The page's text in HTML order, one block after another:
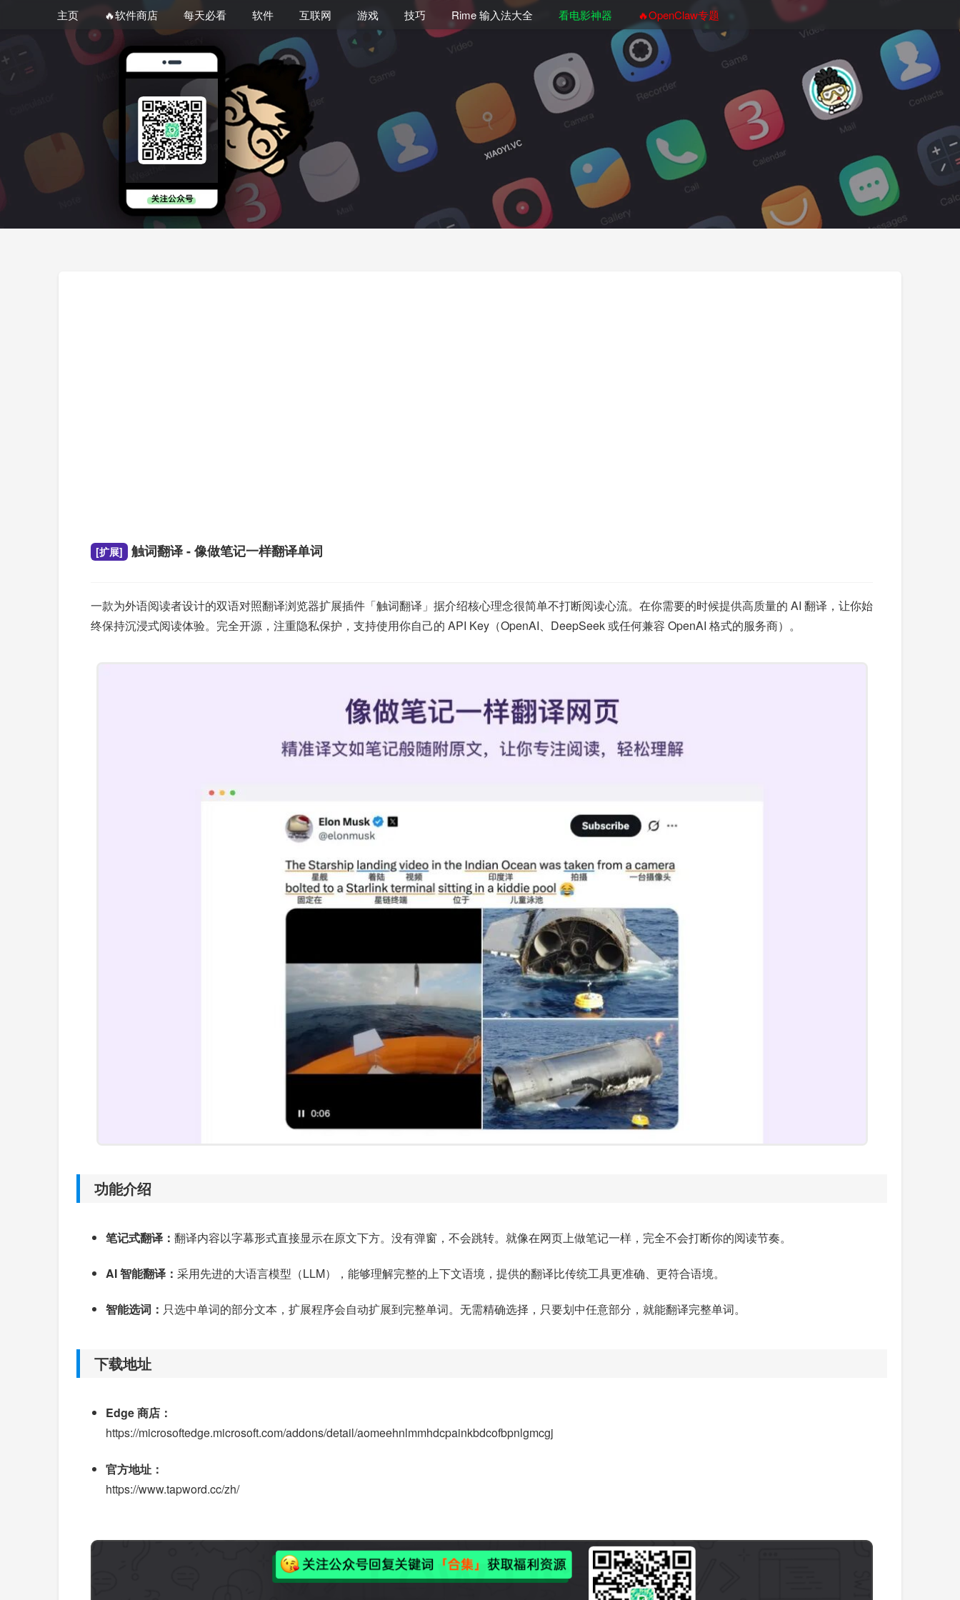
主页 🔥软件商店 每天必看 软件 互联网 游戏 技巧 Rime 输入法大全 看电影神器 🔥OpenClaw专题
[扩展] 触词翻译 - 像做笔记一样翻译单词
一款为外语阅读者设计的双语对照翻译浏览器扩展插件「触词翻译」据介绍核心理念很简单不打断阅读心流。在你需要的时候提供高质量的 AI 翻译，让你始
终保持沉浸式阅读体验。完全开源，注重隐私保护，支持使用你自己的 API Key（OpenAI、DeepSeek 或任何兼容 OpenAI 格式的服务商）。
功能介绍
笔记式翻译： 翻译内容以字幕形式直接显示在原文下方。没有弹窗，不会跳转。就像在网页上做笔记一样，完全不会打断你的阅读节奏。
AI 智能翻译： 采用先进的大语言模型（LLM），能够理解完整的上下文语境，提供的翻译比传统工具更准确、更符合语境。
智能选词： 只选中单词的部分文本，扩展程序会自动扩展到完整单词。无需精确选择，只要划中任意部分，就能翻译完整单词。
下载地址
Edge 商店：
https://microsoftedge.microsoft.com/addons/detail/aomeehnlmmhdcpainkbdcofbpnlgmcgj
官方地址：
https://www.tapword.cc/zh/